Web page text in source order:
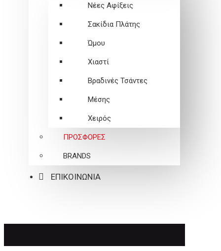
Νέες Αφίξεις
Σακίδια Πλάτης
Ώμου
Χιαστί
Βραδινές Τσάντες
Μέσης
Χειρός
ΠΡΟΣΦΟΡΕΣ
BRANDS
ΕΠΙΚΟΙΝΩΝΙΑ